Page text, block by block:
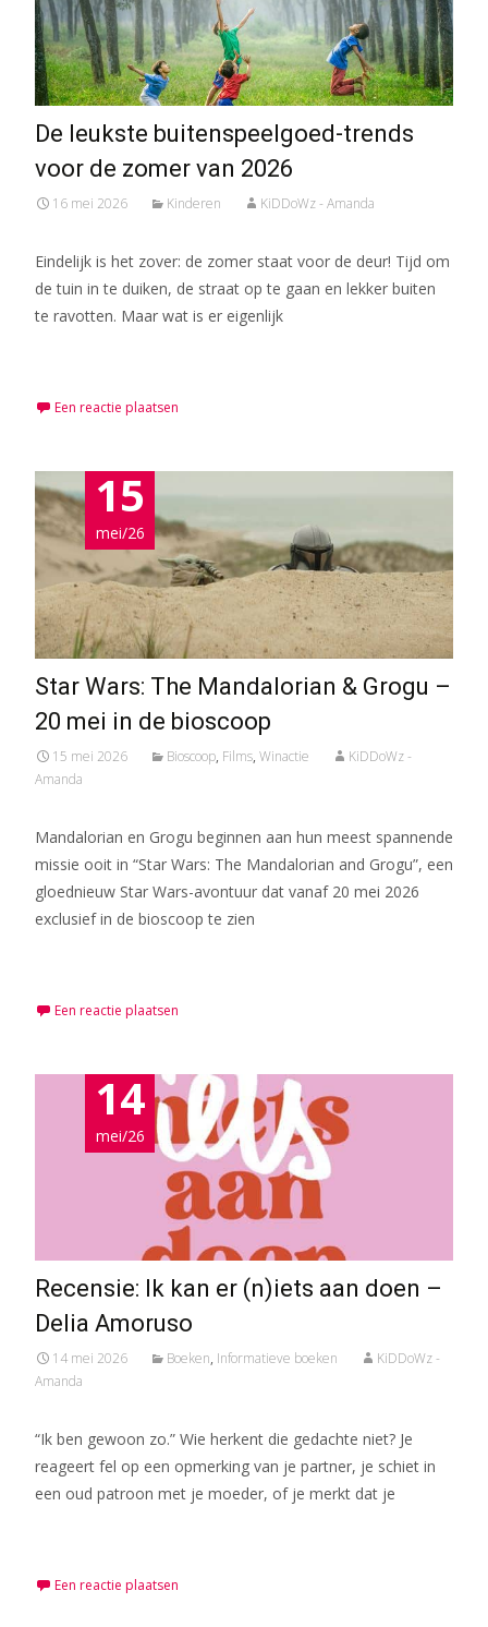
De leukste buitenspeelgoed-trends
voor de zomer van 2026
16 mei 2026 Kinderen KiDDoWz - Amanda
Eindelijk is het zover: de zomer staat voor de deur! Tijd om
de tuin in te duiken, de straat op te gaan en lekker buiten
te ravotten. Maar wat is er eigenlijk
Een reactie plaatsen
15
mei/26
Star Wars: The Mandalorian & Grogu –
20 mei in de bioscoop
15 mei 2026 Bioscoop, Films, Winactie
KiDDoWz -
Amanda
Mandalorian en Grogu beginnen aan hun meest spannende
missie ooit in “Star Wars: The Mandalorian and Grogu”, een
gloednieuw Star Wars-avontuur dat vanaf 20 mei 2026
exclusief in de bioscoop te zien
Een reactie plaatsen
14
mei/26
Recensie: Ik kan er (n)iets aan doen –
Delia Amoruso
14 mei 2026 Boeken, Informatieve boeken
KiDDoWz -
Amanda
“Ik ben gewoon zo.” Wie herkent die gedachte niet? Je
reageert fel op een opmerking van je partner, je schiet in
een oud patroon met je moeder, of je merkt dat je
Een reactie plaatsen